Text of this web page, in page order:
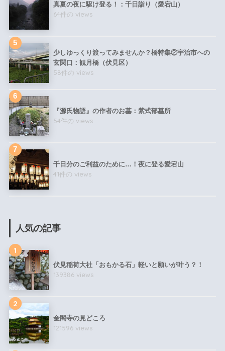
真夏の夜に駆け登る！：千日詣り（愛宕山）
64件の views
少しゆっくり渡ってみませんか？橋特集②宇治市への
玄関口：観月橋（伏見区）
58件の views
『源氏物語』の作者のお墓：紫式部墓所
54件の views
千日分のご利益のために…！夜に登る愛宕山
41件の views
人気の記事
1
伏見稲荷大社「おもかる石」軽いと願いが叶う？！
139386 views
2
金閣寺の見どころ
121596 views